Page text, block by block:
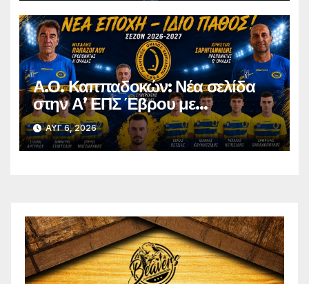
Α.Ο. Καππαδοκών: Νέα σελίδα
στην Α’ ΕΠΣ Έβρου με
φιλοδοξίες, σταθερότητα και
επένδυση στη νέα γενιά
ΑΥΓ 6, 2026